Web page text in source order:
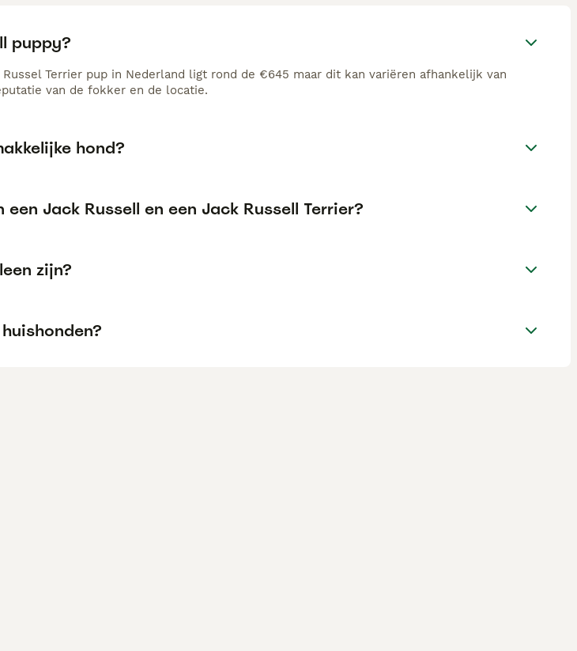
puppy?
Terrier pup in Nederland ligt rond de €645 maar dit kan variëren afhankelijk van
van de fokker en de locatie.
hond?
Jack Russell en een Jack Russell Terrier?
zijn?